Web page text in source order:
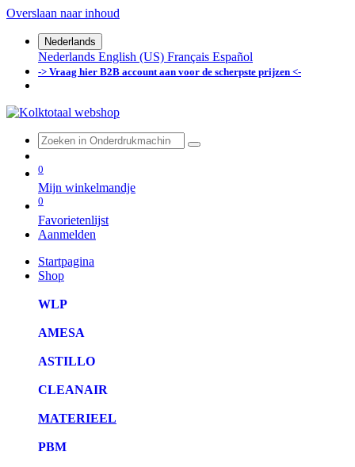
Overslaan naar inhoud
Nederlands
Nederlands English (US) Français Español
-> Vraag hier B2B account aan voor de scherpste prijzen <-
0
Mijn winkelmandje
0
Favorietenlijst
Aanmelden
Startpagina
Shop
WLP
AMESA
ASTILLO
CLEANAIR
MATERIEEL
PBM